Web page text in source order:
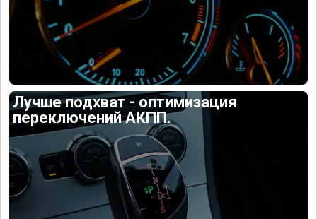
Лучше подхват - оптимизация
переключений АКПП.